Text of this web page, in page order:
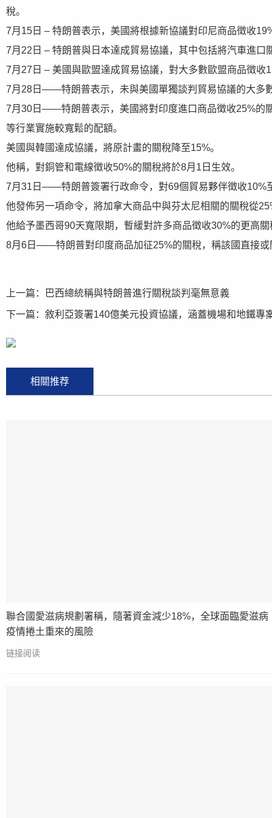
稅。
7月15日 – 特朗普表示，美國將根據新協議對印尼商品徵收
7月22日 – 特朗普與日本達成貿易協議，其中包括將汽車進口
7月27日 – 美國與歐盟達成貿易協議，對大多數歐盟商品徵收
7月28日——特朗普表示，未與美國單獨談判貿易協議的大多
7月30日——特朗普表示，美國將對印度進口商品徵收25%的
等行業實施較寬鬆的配額。
美國與韓國達成協議，將原計畫的關稅降至15%。
他稱，對銅管和電線徵收50%的關稅將於8月1日生效。
7月31日——特朗普簽署行政命令，對69個貿易夥伴徵收10%
他發佈另一項命令，將加拿大商品中與芬太尼相關的關稅從
他給予墨西哥90天寬限期，暫緩對許多商品徵收30%的更高
8月6日——特朗普對印度商品加征25%的關稅，稱該國直接或
上一篇： 巴西總統稱與特朗普進行關稅談判毫無意義
下一篇： 敘利亞簽署140億美元投資協議，涵蓋機場和地鐵專
相關推荐
聯合國愛滋病規劃署稱，隨著資金減少18%，全球面臨愛滋病
疫情捲土重來的風險
链接阅读